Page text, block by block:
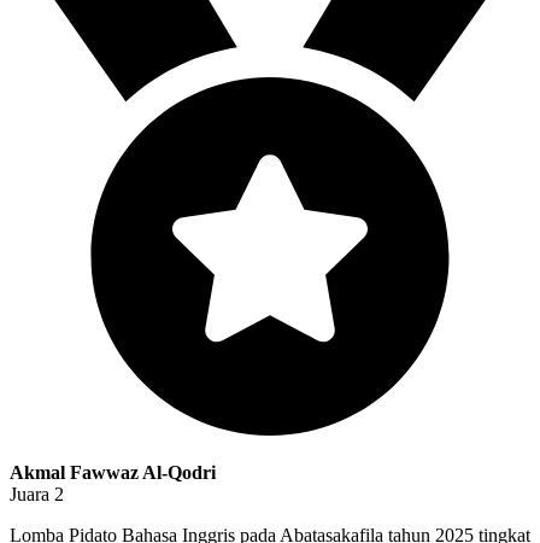
Akmal Fawwaz Al-Qodri
Juara 2
Lomba Pidato Bahasa Inggris pada Abatasakafila tahun 2025 tingkat